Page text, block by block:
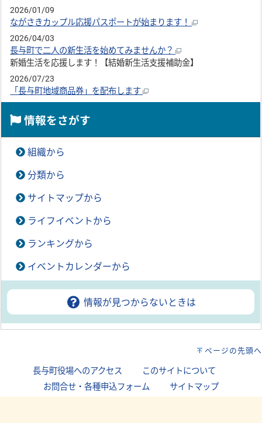
2026/01/09
ながさきカップル応援パスポートが始まります！
2026/04/03
長与町で二人の新生活を始めてみませんか？
新婚生活を応援します！【結婚新生活支援補助金】
2026/07/23
「長与町地域商品券」を配布します
情報をさがす
組織から
分類から
サイトマップから
ライフイベントから
ランキングから
イベントカレンダーから
情報が見つからないときは
ページの先頭へ
長与町役場へのアクセス このサイトについて
お問合せ・各種申込フォーム
サイトマップ